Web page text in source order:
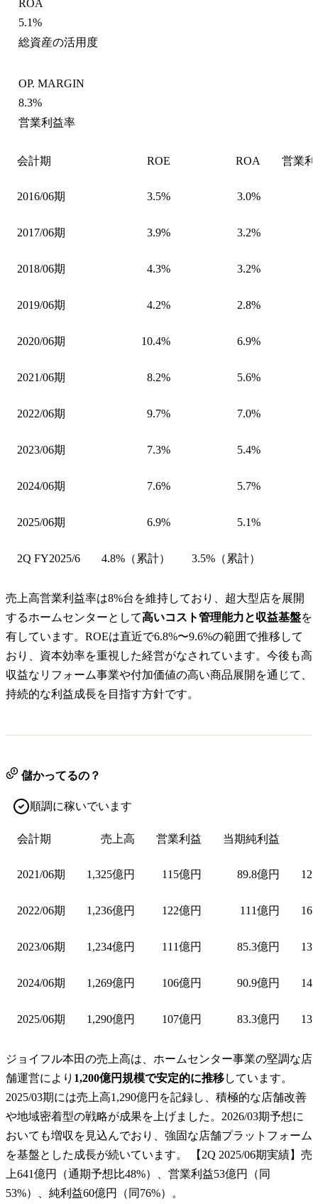
ROA
5.1%
総資産の活用度
OP. MARGIN
8.3%
営業利益率
会計期 ROE ROA 営業
2016/06期 3.5% 3.0%
2017/06期 3.9% 3.2%
2018/06期 4.3% 3.2%
2019/06期 4.2% 2.8%
2020/06期 10.4% 6.9%
2021/06期 8.2% 5.6%
2022/06期 9.7% 7.0%
2023/06期 7.3% 5.4%
2024/06期 7.6% 5.7%
2025/06期 6.9% 5.1%
2Q FY2025/6 4.8%（累計） 3.5%（累計）
売上高営業利益率は8%台を維持しており、超大型店を展開
するホームセンターとして高いコスト管理能力と収益基盤を
有しています。ROEは直近で6.8%〜9.6%の範囲で推移して
おり、資本効率を重視した経営がなされています。今後も高
収益なリフォーム事業や付加価値の高い商品展開を通じて、
持続的な利益成長を目指す方針です。
儲かってるの？
順調に稼いでいます
会計期 売上高 営業利益 当期純利益
2021/06期 1,325億円 115億円 89.8億円
2022/06期 1,236億円 122億円 111億円
2023/06期 1,234億円 111億円 85.3億円
2024/06期 1,269億円 106億円 90.9億円
2025/06期 1,290億円 107億円 83.3億円
ジョイフル本田の売上高は、ホームセンター事業の堅調な店
舗運営により 1,200億円規模で安定的に推移しています。
2025/03期には売上高1,290億円を記録し、積極的な店舗改善
や地域密着型の戦略が成果を上げました。2026/03期予想に
おいても増収を見込んでおり、強固な店舗プラットフォーム
を基盤とした成長が続いています。 【2Q 2025/06期実績】売
上641億円（通期予想比48%）、営業利益53億円（同
53%）、純利益60億円（同76%）。